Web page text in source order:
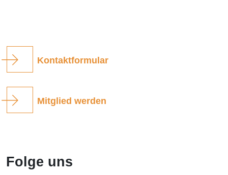
Kontaktformular
Mitglied werden
Folge uns